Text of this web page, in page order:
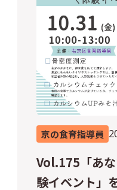
京の食育指導員
Vol.175「あ
験イベント」